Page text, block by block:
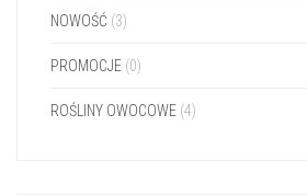
NOWOŚĆ (3)
PROMOCJE (0)
ROŚLINY OWOCOWE (4)